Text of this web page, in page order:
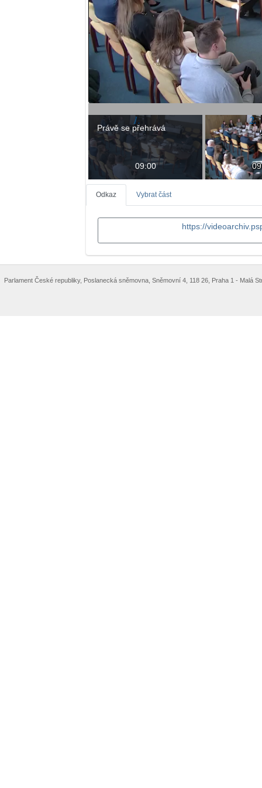
V
i
d
e
o
Právě se přehrává
09:00
Odkaz Vybrat část
https://
Parlament České republiky, Poslanecká sněmovna, Sněmovní 4, 118 26, Praha 1 - Malá